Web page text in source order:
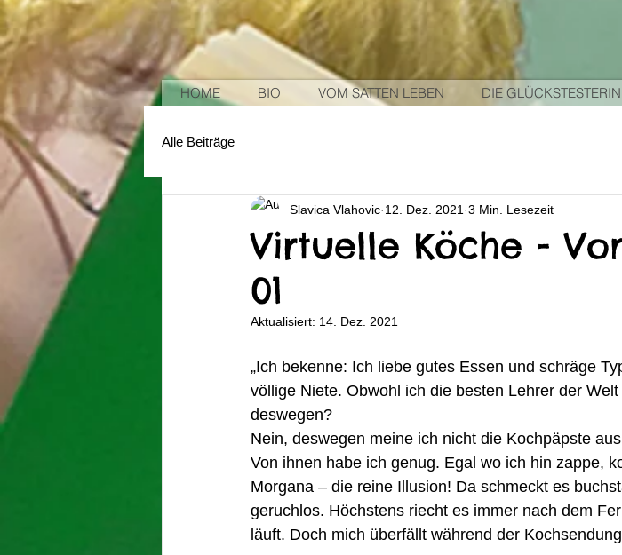
HOME BIO VOM SATTEN LEBEN DIE GLÜCKSTESTERIN
Alle Beiträge
Virtuelle Köche -
01
Slavica Vlahovic 12. Dez. 2021 3 Min. Lesezeit
Aktualisiert: 14. Dez. 2021
„Ich bekenne: Ich liebe gutes Essen und schräge
völlige Niete. Obwohl ich die besten Lehrer der
deswegen?
Nein, deswegen meine ich nicht die Kochpäpste
Von ihnen habe ich genug. Egal wo ich hin zappe,
Morgana – die reine Illusion! Da schmeckt es
geruchlos. Höchstens riecht es immer nach dem
läuft. Doch mich überfällt während der